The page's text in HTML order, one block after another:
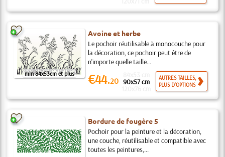
min 84x53cm et plus
Avoine et herbe
Le pochoir réutilisable à monocouche pour
la décoration, ce pochoir peut être de
n'importe quelle taille...
€44.20 90x57 cm
AUTRES TAILLES,
PLUS D'OPTIONS
Bordure de fougère 5
Pochoir pour la peinture et la décoration,
une couche, réutilisable et compatible avec
toutes les peintures,...